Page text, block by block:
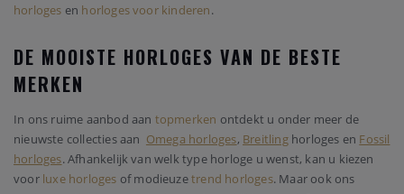
horloges en horloges voor kinderen.
DE MOOISTE HORLOGES VAN DE BESTE
MERKEN
In ons ruime aanbod aan topmerken ontdekt u onder meer de
nieuwste collecties aan Omega horloges, Breitlinghorloges en Fossil
horloges. Afhankelijk van welk type horloge u wenst, kan u kiezen
voor luxe horloges of modieuzetrend horloges. Maar ook ons